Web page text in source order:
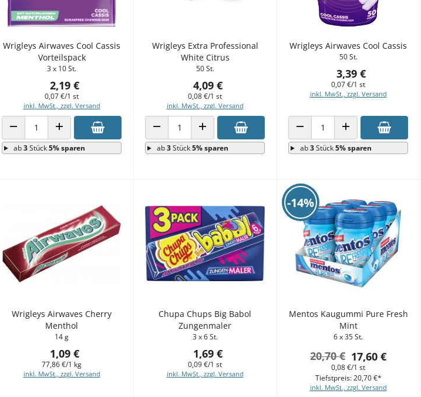
Wrigleys Airwaves Cool Cassis
Vorteilspack
3 x 10 St.
2,19 €
0,07 €/1 st
inkl. MwSt., zzgl. Versand
ANZAHL VERRINGERNANZAHL ERHÖHEN
ab3Stück5% sparen
Wrigleys Extra Professional
White Citrus
50 St.
4,09 €
0,08 €/1 st
inkl. MwSt., zzgl. Versand
ANZAHL VERRINGERNANZAHL ERHÖHEN
ab3Stück5% sparen
Wrigleys Airwaves Cool Cassis
50 St.
3,39 €
0,07 €/1 st
inkl. MwSt., zzgl. Versand
ANZAHL VERRINGERNANZAHL ERHÖHEN
ab3Stück5% sparen
Wrigleys Airwaves Cherry
Menthol
14 g
1,09 €
77,86 €/1 kg
inkl. MwSt., zzgl. Versand
Chupa Chups Big Babol
Zungenmaler
3 x 6 St.
1,69 €
0,09 €/1 st
inkl. MwSt., zzgl. Versand
-14%
Mentos Kaugummi Pure Fresh
Mint
6 x 35 St.
17,60 €
20,70 €
0,08 €/1 st
inkl. MwSt., zzgl. Versand
Tiefstpreis: 20,70 €*